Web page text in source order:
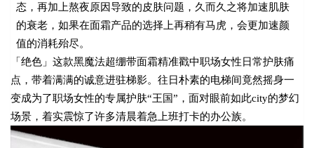
态，再加上熬夜原因导致的皮肤问题，久而久之将加速肌肤
的衰老，如果在面霜产品的选择上再稍有马虎，会更加速颜
值的消耗殆尽。
「绝色」这款黑魔法超绷带面霜精准戳中职场女性日常护肤痛
点，带着满满的诚意进驻梯影。往日朴素的电梯间竟然摇身一
变成为了职场女性的专属护肤“王国”，面对眼前如此city的梦幻
场景，着实震惊了许多清晨着急上班打卡的办公族。